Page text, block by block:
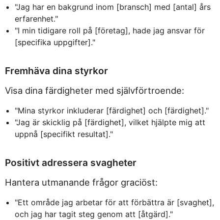
"Jag har en bakgrund inom [bransch] med [antal] års
erfarenhet."
"I min tidigare roll på [företag], hade jag ansvar för
[specifika uppgifter]."
Fremhäva dina styrkor
Visa dina färdigheter med självförtroende:
"Mina styrkor inkluderar [färdighet] och [färdighet]."
"Jag är skicklig på [färdighet], vilket hjälpte mig att
uppnå [specifikt resultat]."
Positivt adressera svagheter
Hantera utmanande frågor graciöst:
"Ett område jag arbetar för att förbättra är [svaghet],
och jag har tagit steg genom att [åtgärd]."